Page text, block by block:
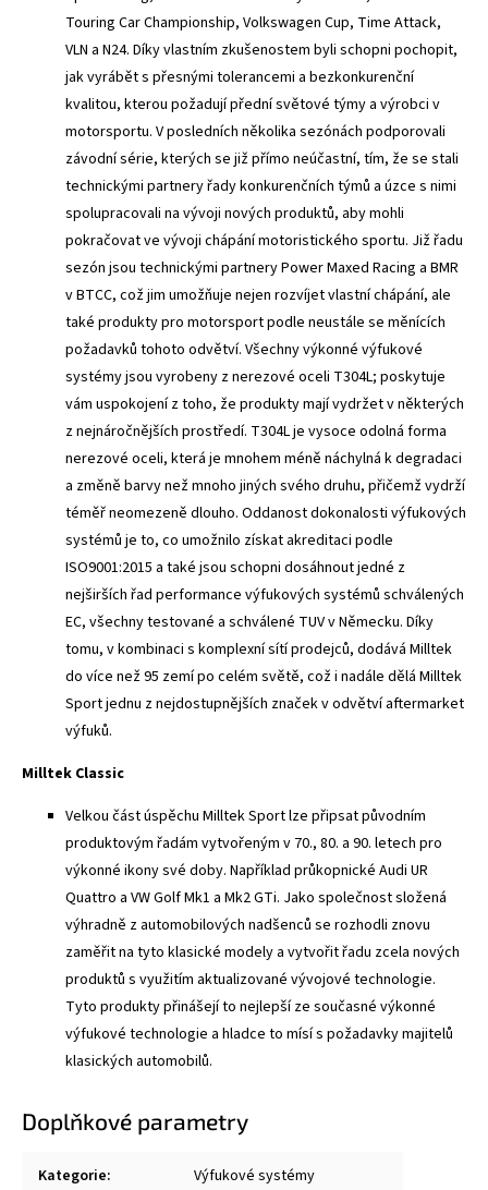
Touring Car Championship, Volkswagen Cup, Time Attack,
VLN a N24. Díky vlastním zkušenostem byli schopni pochopit,
jak vyrábět s přesnými tolerancemi a bezkonkurenční
kvalitou, kterou požadují přední světové týmy a výrobci v
motorsportu. V posledních několika sezónách podporovali
závodní série, kterých se již přímo neúčastní, tím, že se stali
technickými partnery řady konkurenčních týmů a úzce s nimi
spolupracovali na vývoji nových produktů, aby mohli
pokračovat ve vývoji chápání motoristického sportu. Již řadu
sezón jsou technickými partnery Power Maxed Racing a BMR
v BTCC, což jim umožňuje nejen rozvíjet vlastní chápání, ale
také produkty pro motorsport podle neustále se měnících
požadavků tohoto odvětví. Všechny výkonné výfukové
systémy jsou vyrobeny z nerezové oceli T304L; poskytuje
vám uspokojení z toho, že produkty mají vydržet v některých
z nejnáročnějších prostředí. T304L je vysoce odolná forma
nerezové oceli, která je mnohem méně náchylná k degradaci
a změně barvy než mnoho jiných svého druhu, přičemž vydrží
téměř neomezeně dlouho. Oddanost dokonalosti výfukových
systémů je to, co umožnilo získat akreditaci podle
ISO9001:2015 a také jsou schopni dosáhnout jedné z
nejširších řad performance výfukových systémů schválených
EC, všechny testované a schválené TUV v Německu. Díky
tomu, v kombinaci s komplexní sítí prodejců, dodává Milltek
do více než 95 zemí po celém světě, což i nadále dělá Milltek
Sport jednu z nejdostupnějších značek v odvětví aftermarket
výfuků.
Milltek Classic
Velkou část úspěchu Milltek Sport lze připsat původním
produktovým řadám vytvořeným v 70., 80. a 90. letech pro
výkonné ikony své doby. Například průkopnické Audi UR
Quattro a VW Golf Mk1 a Mk2 GTi. Jako společnost složená
výhradně z automobilových nadšenců se rozhodli znovu
zaměřit na tyto klasické modely a vytvořit řadu zcela nových
produktů s využitím aktualizované vývojové technologie.
Tyto produkty přinášejí to nejlepší ze současné výkonné
výfukové technologie a hladce to mísí s požadavky majitelů
klasických automobilů.
Doplňkové parametry
Kategorie: Výfukové systémy